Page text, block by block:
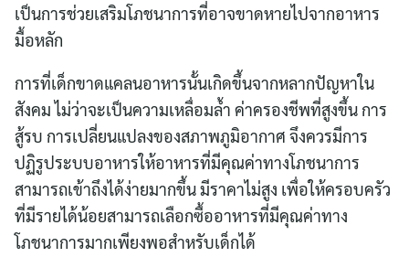
เป็นการช่วยเสริมโภชนาการที่อาจขาดหายไปจากอาหาร
มื้อหลัก
การที่เด็กขาดแคลนอาหารนั้นเกิดขึ้นจากหลากปัญหาใน
สังคม ไม่ว่าจะเป็นความเหลื่อมล้ำ ค่าครองชีพที่สูงขึ้น การ
สู้รบ การเปลี่ยนแปลงของสภาพภูมิอากาศ จึงควรมีการ
ปฏิรูประบบอาหารให้อาหารที่มีคุณค่าทางโภชนาการ
สามารถเข้าถึงได้ง่ายมากขึ้น มีราคาไม่สูง เพื่อให้ครอบครัว
ที่มีรายได้น้อยสามารถเลือกซื้ออาหารที่มีคุณค่าทาง
โภชนาการมากเพียงพอสำหรับเด็กได้